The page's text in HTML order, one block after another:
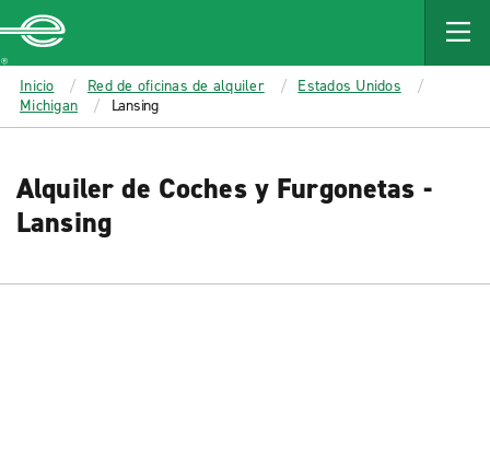
MAIN
CONTENT
Enterprise
Inicio Red de oficinas de alquiler
Estados Unidos
Michigan
Lansing
Alquiler de Coches y Furgonetas -
Lansing